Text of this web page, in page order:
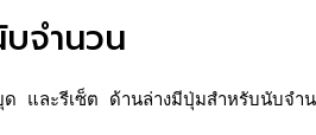
บจำนวน
และรีเซ็ต ด้านล่างมีปุ่มสำหรับนับจ